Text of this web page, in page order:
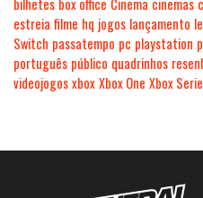
bilhetes box office Cinema cinemas
estreia filme hq jogos lançamento
Switch passatempo pc playstation
português público quadrinhos
videojogosxboxXbox One Xbox